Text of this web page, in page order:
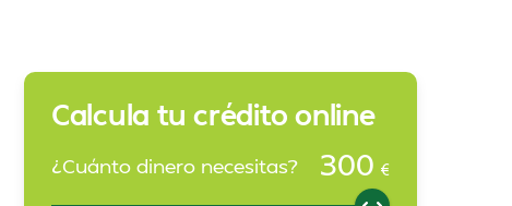
Calcula tu crédito online
¿Cuánto dinero necesitas? 300 €